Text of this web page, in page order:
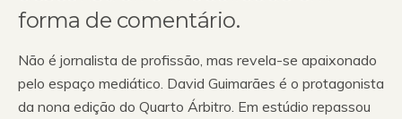
forma de comentário.
Não é jornalista de profissão, mas revela-se apaixonado
pelo espaço mediático. David Guimarães é o protagonista
da nona edição do Quarto Árbitro. Em estúdio repassou